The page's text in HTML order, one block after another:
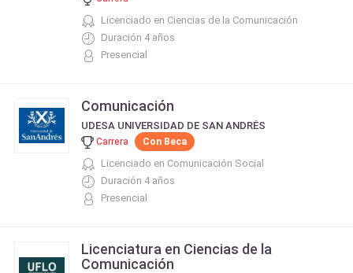
Licenciado en Ciencias de la Comunicación
Duración 4 años
Presencial
Comunicación
UDESA UNIVERSIDAD DE SAN ANDRÉS
Carrera Con Beca
Licenciado en Comunicación Social
Duración 4 años
Presencial
Licenciatura en Ciencias de la
Comunicación